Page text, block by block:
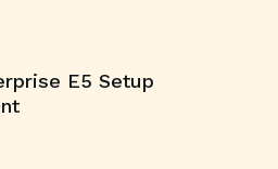
E5 Setup